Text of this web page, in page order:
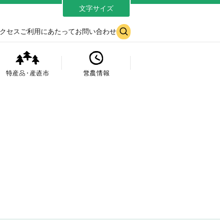
文字サイズ
大
セス ご利用にあたってお問い合わせ